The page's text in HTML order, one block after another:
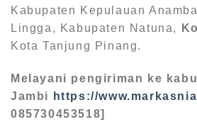
Kabupaten Kepulauan
Lingga, Kabupaten Natuna,
Kota Tanjung Pinang.
Melayani pengiriman ke
Jambi
https://
085730453518]